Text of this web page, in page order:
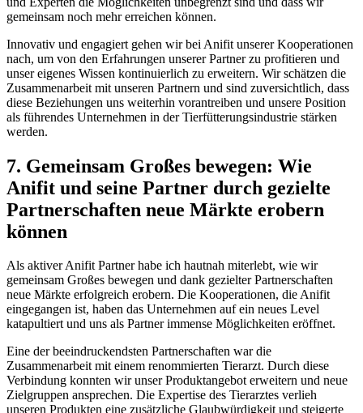
gemeinsam noch mehr erreichen können.
Innovativ und engagiert ‌gehen wir bei Anifit unserer ⁤Kooperationen
nach, um von den Erfahrungen unserer Partner zu profitieren und
unser eigenes Wissen kontinuierlich⁢ zu erweitern. Wir schätzen‍ die
Zusammenarbeit mit ‌unseren Partnern ⁣und sind zuversichtlich, dass
⁣diese Beziehungen uns weiterhin⁣ vorantreiben und ⁣unsere Position
als führendes Unternehmen in der Tierfütterungsindustrie stärken
werden.
7. Gemeinsam Großes bewegen: ⁣Wie
Anifit und seine Partner durch gezielte
Partnerschaften neue Märkte erobern
können
Als aktiver Anifit ‌Partner habe ich hautnah miterlebt, wie wir
gemeinsam Großes​ bewegen und dank gezielter Partnerschaften
neue Märkte erfolgreich erobern. Die Kooperationen, die Anifit
eingegangen ist, haben das Unternehmen auf ein neues Level
katapultiert und uns als Partner ‍immense Möglichkeiten eröffnet.
Eine der beeindruckendsten Partnerschaften war die
Zusammenarbeit mit einem⁣ renommierten Tierarzt. Durch ⁤diese‍
Verbindung konnten⁣ wir unser Produktangebot erweitern und neue
Zielgruppen ansprechen.‌ Die Expertise des ⁣Tierarztes verlieh
unseren Produkten ‌eine zusätzliche Glaubwürdigkeit und steigerte